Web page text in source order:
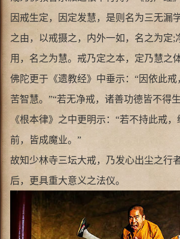
因戒生定，因定发慧，是则名为三无漏
之由，以戒摄之，内外一如，名之为定;
用，名之为慧。戒乃定之本，定乃慧之
佛陀更于《遗教经》中垂示：“因依此
苦智慧。”“若无净戒，诸善功德皆不得
《根本律》之中更明示：“若不持此戒
前，皆成魔业。”
故知少林寺三坛大戒，乃发心出尘之行
后，更具重大意义之法仪。